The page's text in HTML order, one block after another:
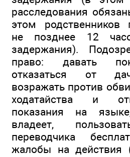
расследования
этом родственников
не позднее 12
задержания).
право: давать
отказаться от
возражать против
ходатайства и
показания на
владеет,
переводчика
жалобы на действия